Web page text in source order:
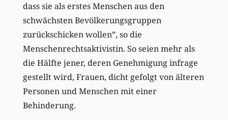
dass sie als erstes Menschen aus den
schwächsten Bevölkerungsgruppen
zurückschicken wollen”, so die
Menschenrechtsaktivistin. So seien mehr als
die Hälfte jener, deren Genehmigung infrage
gestellt wird, Frauen, dicht gefolgt von älteren
Personen und Menschen mit einer
Behinderung.